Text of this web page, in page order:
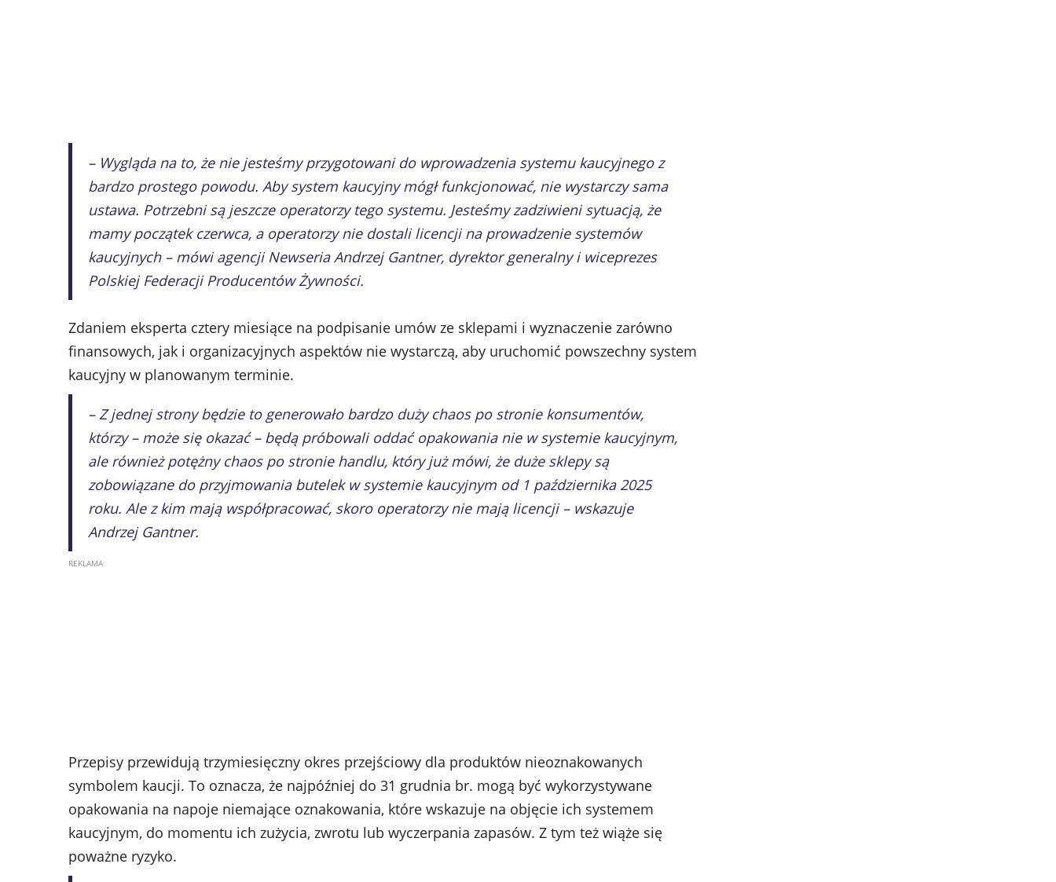
– Wygląda na to, że nie jesteśmy przygotowani do wprowadzenia systemu kaucyjnego z
bardzo prostego powodu. Aby system kaucyjny mógł funkcjonować, nie wystarczy sama
ustawa. Potrzebni są jeszcze operatorzy tego systemu. Jesteśmy zadziwieni sytuacją, że
mamy początek czerwca, a operatorzy nie dostali licencji na prowadzenie systemów
kaucyjnych – mówi agencji Newseria Andrzej Gantner, dyrektor generalny i wiceprezes
Polskiej Federacji Producentów Żywności.
Zdaniem eksperta cztery miesiące na podpisanie umów ze sklepami i wyznaczenie zarówno
finansowych, jak i organizacyjnych aspektów nie wystarczą, aby uruchomić powszechny system
kaucyjny w planowanym terminie.
– Z jednej strony będzie to generowało bardzo duży chaos po stronie konsumentów,
którzy – może się okazać – będą próbowali oddać opakowania nie w systemie kaucyjnym,
ale również potężny chaos po stronie handlu, który już mówi, że duże sklepy są
zobowiązane do przyjmowania butelek w systemie kaucyjnym od 1 października 2025
roku. Ale z kim mają współpracować, skoro operatorzy nie mają licencji – wskazuje
Andrzej Gantner.
Przepisy przewidują trzymiesięczny okres przejściowy dla produktów nieoznakowanych
symbolem kaucji. To oznacza, że najpóźniej do 31 grudnia br. mogą być wykorzystywane
opakowania na napoje niemające oznakowania, które wskazuje na objęcie ich systemem
kaucyjnym, do momentu ich zużycia, zwrotu lub wyczerpania zapasów. Z tym też wiąże się
poważne ryzyko.